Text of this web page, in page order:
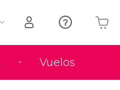
Vuelos
Tu carrito está vacío